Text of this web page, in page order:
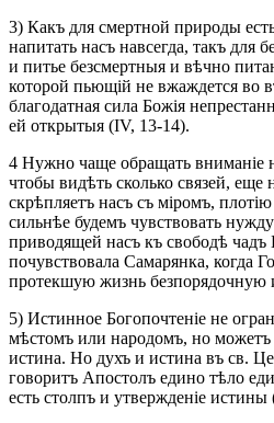
3) Какъ для смертной природы
напитать насъ навсегда, такъ для
и питье безсмертныя и вѣчно
которой пьющій не вжаждется во
благодатная сила Божія
ей открытыя (IV, 13-14).
4 Нужно чаще обращать
чтобы видѣть сколько связей, еще
скрѣпляетъ насъ съ міромъ,
сильнѣе будемъ чувствовать
приводящей насъ къ свободѣ
почувствовала Самарянка, когда
протекшую жизнь безпорядочную
5) Истинное Богопочтеніе не
мѣстомъ или народомъ, но можетъ
истина. Но духъ и истина въ св.
говоритъ Апостолъ едино тѣло
есть столпъ и утвержденіе